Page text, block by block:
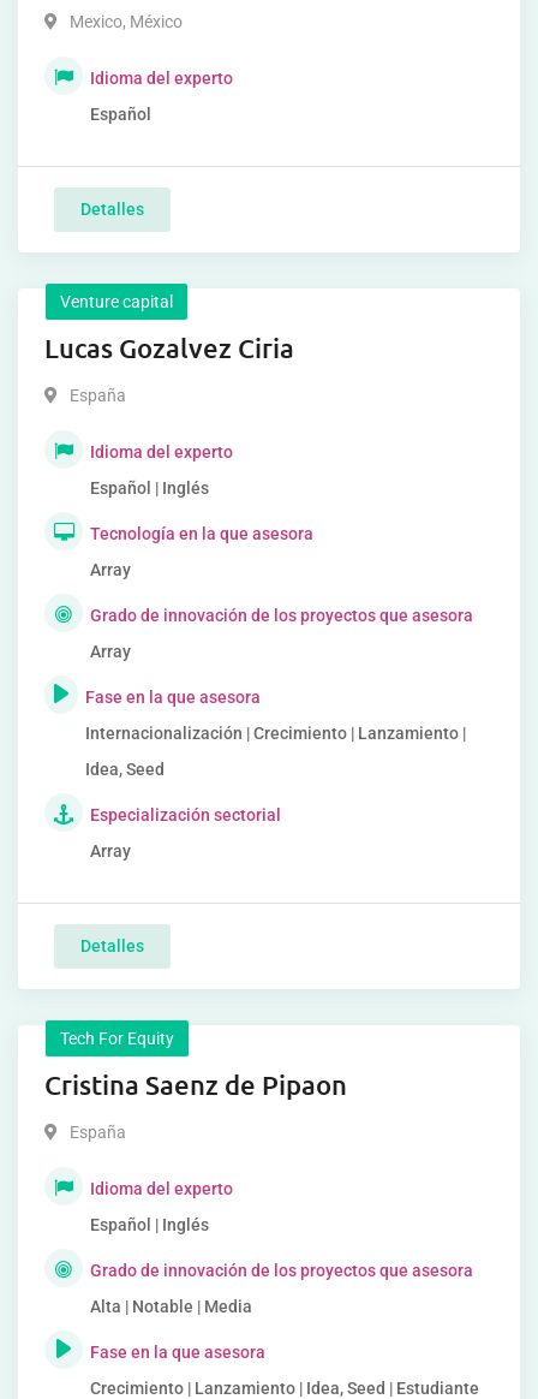
Mexico, México
Idioma del experto
Español
Detalles
Venture capital
Lucas Gozalvez Ciria
España
Idioma del experto
Español | Inglés
Tecnología en la que asesora
Array
Grado de innovación de los proyectos que asesora
Array
Fase en la que asesora
Internacionalización | Crecimiento | Lanzamiento |
Idea, Seed
Especialización sectorial
Array
Detalles
Tech For Equity
Cristina Saenz de Pipaon
España
Idioma del experto
Español | Inglés
Grado de innovación de los proyectos que asesora
Alta | Notable | Media
Fase en la que asesora
Crecimiento | Lanzamiento | Idea, Seed | Estudiante